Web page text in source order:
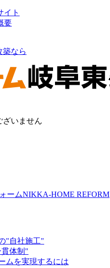
イト
要
築なら
いません
ームNIKKA-HOME REFORM
"自社施工"
体制"
ムを実現するには